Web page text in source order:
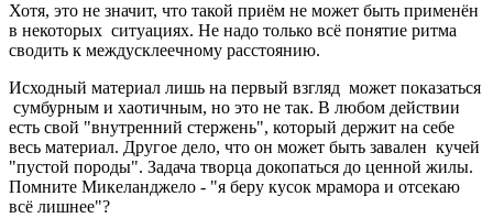
Хотя, это не значит, что такой приём не может быть применён
в некоторых ситуациях. Не надо только всё понятие ритма
сводить к междусклеечному расстоянию.
Исходный материал лишь на первый взгляд может показаться
сумбурным и хаотичным, но это не так. В любом действии
есть свой "внутренний стержень", который держит на себе
весь материал. Другое дело, что он может быть завален кучей
"пустой породы". Задача творца докопаться до ценной жилы.
Помните Микеланджело - "я беру кусок мрамора и отсекаю
всё лишнее"?